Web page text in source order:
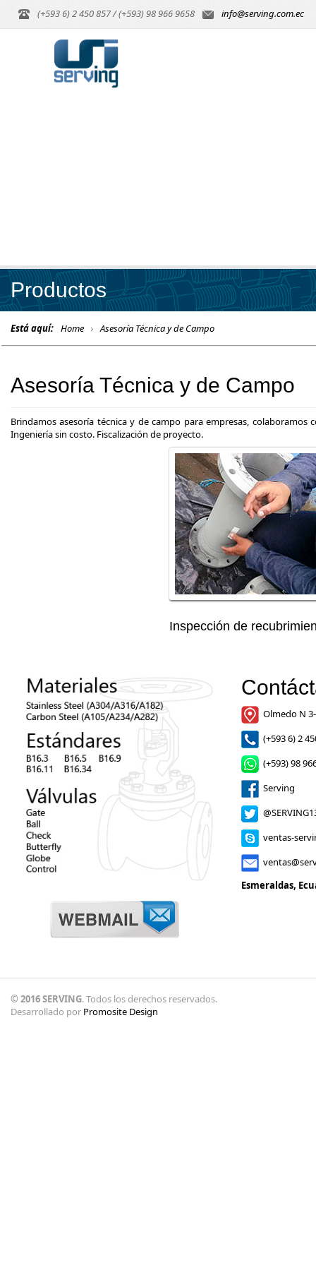
(+593 6) 2 450 857 / (+593) 98 966 9658 info@serving.com.ec
Productos
Está aquí: Home Asesoría Técnica y de Campo
Asesoría Técnica y de Campo
Brindamos asesoría técnica y de campo para empresas,
Ingeniería sin costo. Fiscalización de proyecto.
Inspección de
Olmedo N
(+593 6) 2
(+593) 98
Serving
ventas-
Esmeraldas,
© 2016 SERVING. Todos los derechos reservados.
Desarrollado por Promosite Design